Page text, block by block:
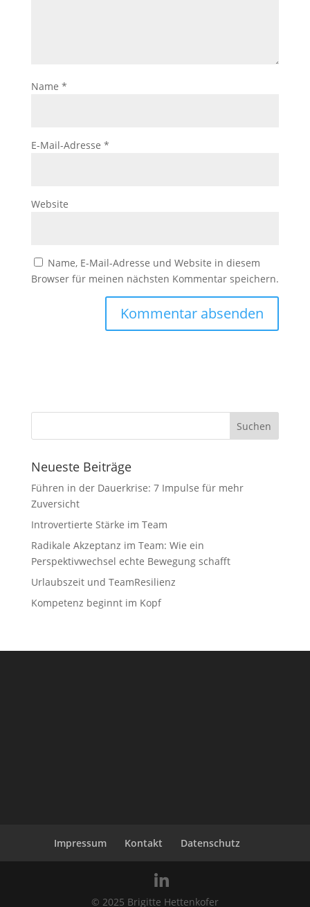
Name *
E-Mail-Adresse *
Website
Name, E-Mail-Adresse und Website in diesem
Browser für meinen nächsten Kommentar speichern.
Neueste Beiträge
Führen in der Dauerkrise: 7 Impulse für mehr
Zuversicht
Introvertierte Stärke im Team
Radikale Akzeptanz im Team: Wie ein
Perspektivwechsel echte Bewegung schafft
Urlaubszeit und TeamResilienz
Kompetenz beginnt im Kopf
Impressum Kontakt Datenschutz
© 2025 Brigitte Hettenkofer